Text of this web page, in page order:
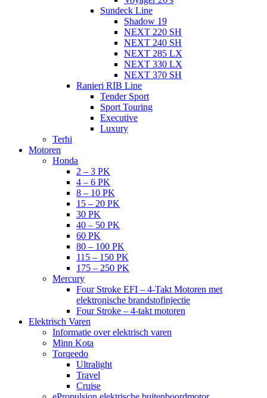
Sundeck Line
Shadow 19
NEXT 220 SH
NEXT 240 SH
NEXT 285 LX
NEXT 330 LX
NEXT 370 SH
Ranieri RIB Line
Tender Sport
Sport Touring
Executive
Luxury
Terhi
Motoren
Honda
2 – 3 PK
4 – 6 PK
8 – 10 PK
15 – 20 PK
30 PK
40 – 50 PK
60 PK
80 – 100 PK
115 – 150 PK
175 – 250 PK
Mercury
Four Stroke EFI – 4-Takt Motoren met
elektronische brandstofinjectie
Four Stroke – 4-takt motoren
Elektrisch Varen
Informatie over elektrisch varen
Minn Kota
Torqeedo
Ultralight
Travel
Cruise